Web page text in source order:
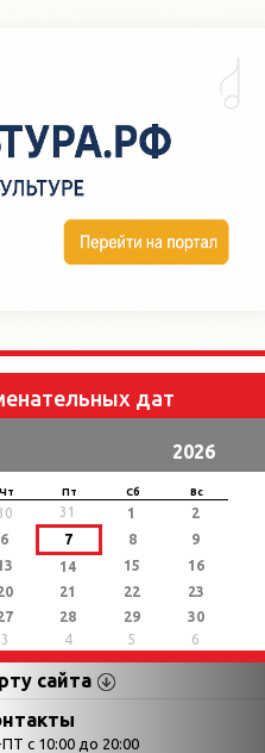
дат
2026
Чт Пт Сб Вс
31 1
2
6 7 8
9
14 15
16
21 22
23
28 29
30
3 4 5 6
сайта
Категории
с 10:00 до 20:00